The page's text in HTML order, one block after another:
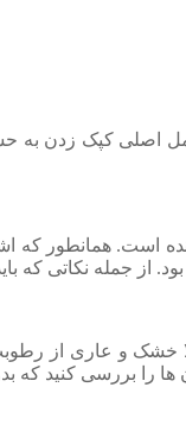
کپک زدن به
است. همانطور
از جمله نکاتی که
خشک و عاری از
ها را بررسی کنید